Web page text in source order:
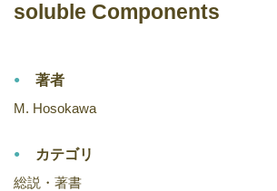
soluble Components
著者
M. Hosokawa
カテゴリ
総説・著書